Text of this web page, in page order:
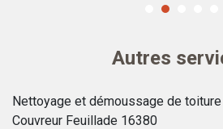
Autres
Nettoyage et démoussage de
Couvreur Feuillade 16380